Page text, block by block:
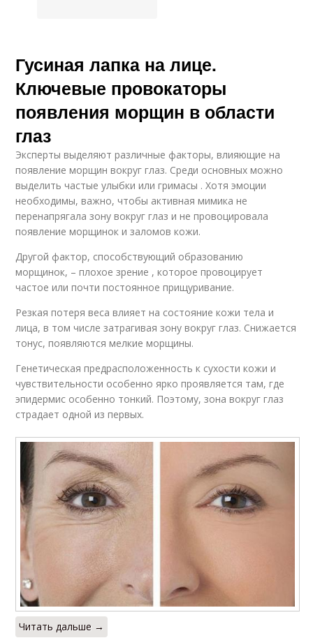
Гусиная лапка на лице.
Ключевые провокаторы
появления морщин в области
глаз
Эксперты выделяют различные факторы, влияющие на
появление морщин вокруг глаз. Среди основных можно
выделить частые улыбки или гримасы . Хотя эмоции
необходимы, важно, чтобы активная мимика не
перенапрягала зону вокруг глаз и не провоцировала
появление морщинок и заломов кожи.
Другой фактор, способствующий образованию
морщинок, – плохое зрение , которое провоцирует
частое или почти постоянное прищуривание.
Резкая потеря веса влияет на состояние кожи тела и
лица, в том числе затрагивая зону вокруг глаз. Снижается
тонус, появляются мелкие морщины.
Генетическая предрасположенность к сухости кожи и
чувствительности особенно ярко проявляется там, где
эпидермис особенно тонкий. Поэтому, зона вокруг глаз
страдает одной из первых.
Читать дальше →